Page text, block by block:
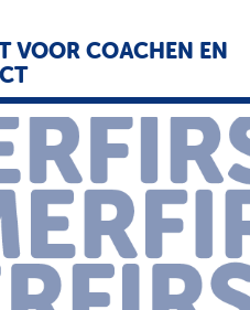
VOOR COACHEN EN